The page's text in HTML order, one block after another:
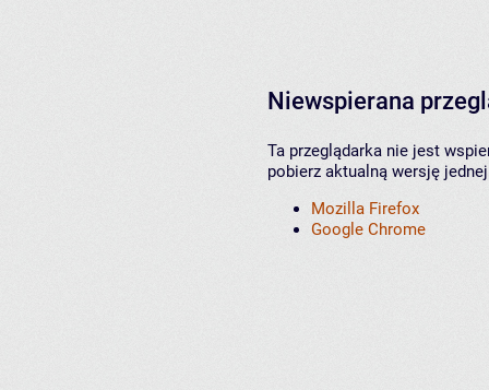
Niewspierana
Ta przeglądarka nie jest
pobierz aktualną wersję
Mozilla Firefox
Google Chrome